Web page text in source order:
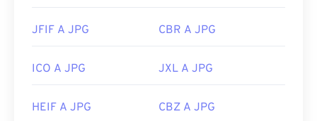
JFIF A JPG CBR A JPG
ICO A JPG JXL A JPG
HEIF A JPG CBZ A JPG